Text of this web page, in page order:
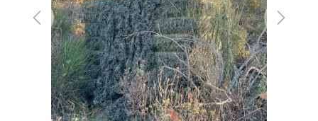
Previous Next